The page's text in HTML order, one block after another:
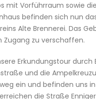
mit Vorführraum sowie
befinden sich nun
Alte Brennerei. Das
zu verschaffen.
Erkundungstour
und die
ein und befinden uns
die Straße